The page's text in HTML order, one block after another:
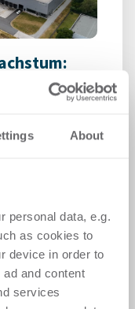
About
personal data, e.g.
as cookies to
device in order to
and content
services
...